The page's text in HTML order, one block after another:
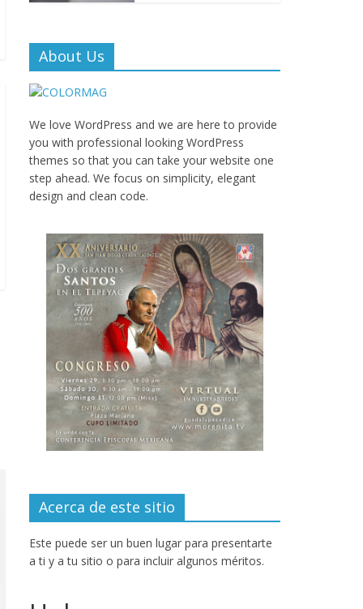
About Us
We love WordPress and we are here to provide
you with professional looking WordPress
themes so that you can take your website one
step ahead. We focus on simplicity, elegant
design and clean code.
Acerca de este sitio
Este puede ser un buen lugar para presentarte
a ti y a tu sitio o para incluir algunos méritos.